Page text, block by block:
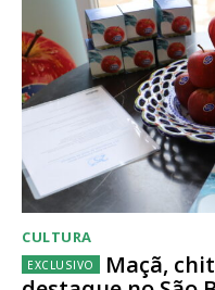
CULTURA
Maçã,